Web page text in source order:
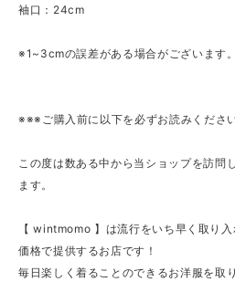
袖口：24cm
※1~3cmの誤差がある場合がございます。
※※※ご購入前に以下を必ずお読みくださ
この度は数ある中から当ショップを訪問
ます。
【 wintmomo 】は流行をいち早く取り
価格で提供するお店です！
毎日楽しく着ることのできるお洋服を取